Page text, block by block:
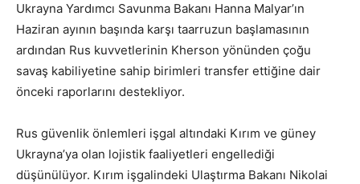
Ukrayna Yardımcı Savunma Bakanı Hanna Malyar’ın
Haziran ayının başında karşı taarruzun başlamasının
ardından Rus kuvvetlerinin Kherson yönünden çoğu
savaş kabiliyetine sahip birimleri transfer ettiğine dair
önceki raporlarını destekliyor.
Rus güvenlik önlemleri işgal altındaki Kırım ve güney
Ukrayna’ya olan lojistik faaliyetleri engellediği
düşünülüyor. Kırım işgalindeki Ulaştırma Bakanı Nikolai